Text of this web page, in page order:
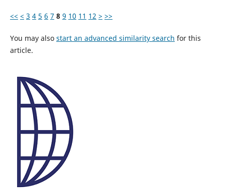
<< < 3 4 5 6 7 8 9 10 11 12 > >>
You may also start an advanced similarity search for this
article.